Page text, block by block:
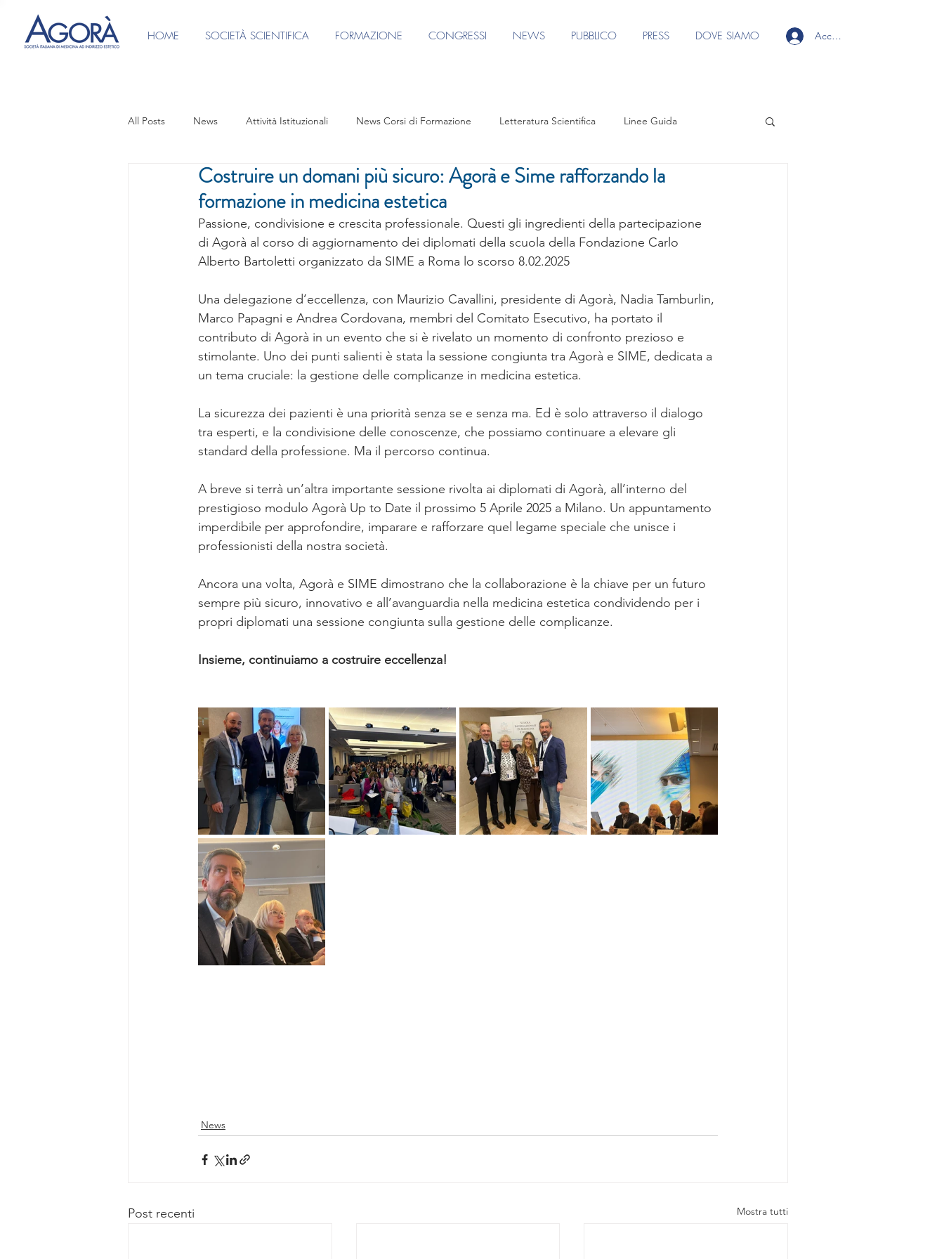
HOME SOCIETÀ SCIENTIFICA FORMAZIONE CONGRESSI NEWS PUBBLICO PRESS DOVE SIAMO Accedi
All Posts News Attività Istituzionali News Corsi di Formazione Letteratura Scientifica Linee Guida
Ufficio Stampa Video interviste Eventi formativi Rassegna Stampa Contenuto riservato ai soci
CONSENSI INFORMATI PRESS AGORA CONGRESS 2025 Focus Group Terapie per il Corpo Focus Group Ecografia
Focus Group M&C Estetiche Focus Group Focus Group Dermocosmesi Focus Group Medicina Rigenerativa
Focus Group Biostimolazione Focus Group Tossina Botulinica Focus Group Gas Medicali
Costruire un domani più sicuro: Agorà e Sime rafforzando la
formazione in medicina estetica
Passione, condivisione e crescita professionale. Questi gli ingredienti della partecipazione
di Agorà al corso di aggiornamento dei diplomati della scuola della Fondazione Carlo
Alberto Bartoletti organizzato da SIME a Roma lo scorso 8.02.2025
Una delegazione d’eccellenza, con Maurizio Cavallini, presidente di Agorà, Nadia Tamburlin,
Marco Papagni e Andrea Cordovana, membri del Comitato Esecutivo, ha portato il
contributo di Agorà in un evento che si è rivelato un momento di confronto prezioso e
stimolante. Uno dei punti salienti è stata la sessione congiunta tra Agorà e SIME, dedicata a
un tema cruciale: la gestione delle complicanze in medicina estetica.
La sicurezza dei pazienti è una priorità senza se e senza ma. Ed è solo attraverso il dialogo
tra esperti, e la condivisione delle conoscenze, che possiamo continuare a elevare gli
standard della professione. Ma il percorso continua.
A breve si terrà un’altra importante sessione rivolta ai diplomati di Agorà, all’interno del
prestigioso modulo Agorà Up to Date il prossimo 5 Aprile 2025 a Milano. Un appuntamento
imperdibile per approfondire, imparare e rafforzare quel legame speciale che unisce i
professionisti della nostra società.
Ancora una volta, Agorà e SIME dimostrano che la collaborazione è la chiave per un futuro
sempre più sicuro, innovativo e all’avanguardia nella medicina estetica condividendo per i
propri diplomati una sessione congiunta sulla gestione delle complicanze.
Insieme, continuiamo a costruire eccellenza!
News
Post recenti Mostra tutti